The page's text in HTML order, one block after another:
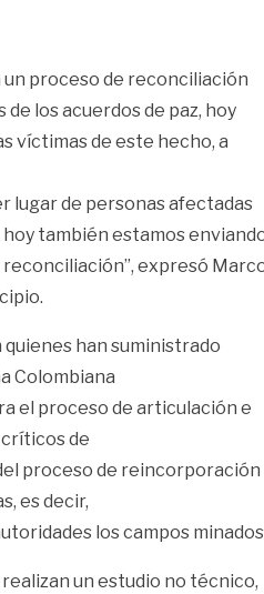
un proceso de reconciliación
los acuerdos de paz, hoy
víctimas de este hecho, a
lugar de personas afectadas
también estamos
expresó
han suministrado
Colombiana
el proceso de articulación e
de
proceso de reincorporación
es decir,
los campos
un estudio no técnico,